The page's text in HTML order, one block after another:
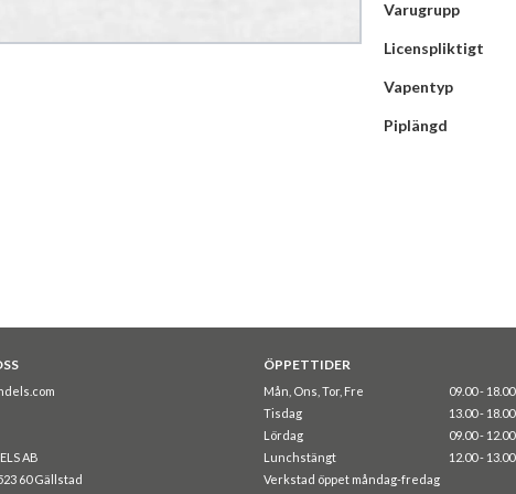
Varugrupp
Licenspliktigt
Vapentyp
Piplängd
AB
60 Gällstad
ÖPPETTIDER
Mån, Ons, Tor, Fre
09.00 - 18.00
Tisdag
13.00 - 18.00
Lördag
09.00 - 12.00
Lunchstängt
12.00 - 13.00
Verkstad öppet måndag-fredag